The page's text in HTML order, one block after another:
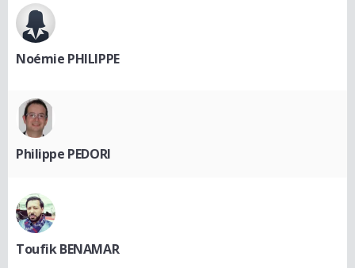
Noémie PHILIPPE
Philippe PEDORI
Toufik BENAMAR